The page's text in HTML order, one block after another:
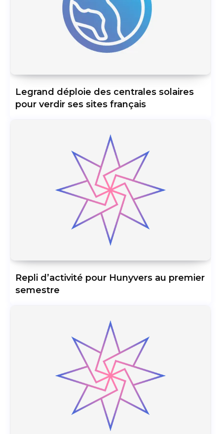
Legrand déploie des centrales solaires
pour verdir ses sites français
Repli d’activité pour Hunyvers au premier
semestre